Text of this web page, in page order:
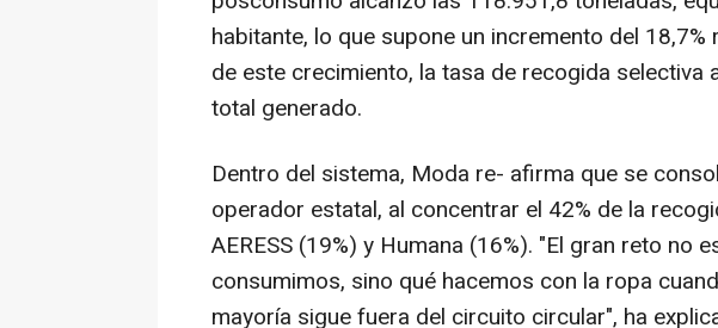
habitante, lo que supone un incremento del
de este crecimiento, la tasa de recogida selectiva
total generado.
Dentro del sistema, Moda re- afirma que se
operador estatal, al concentrar el 42% de la
AERESS (19%) y Humana (16%). "El gran reto no
consumimos, sino qué hacemos con la ropa
mayoría sigue fuera del circuito circular", ha